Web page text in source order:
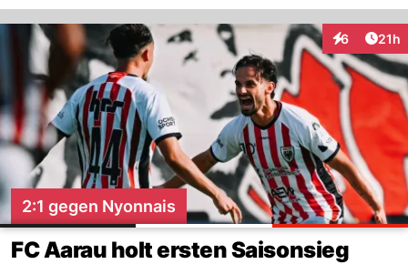
6
Interaktionen
21h
2:1 gegen Nyonnais
FC Aarau holt ersten Saisonsieg